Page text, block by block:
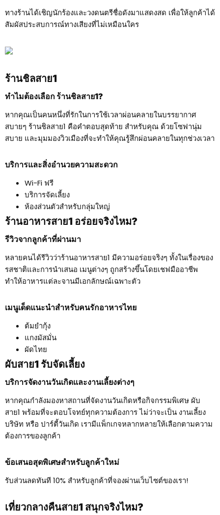
ทางร้านได้เชิญนักร้องและวงดนตรีชื่อดังมาแสดงสด เพื่อให้ลูกค้าได้
สัมผัสประสบการณ์ทางเสียงที่ไม่เหมือนใคร
ร้านชิลสาย1
ทำไมต้องเลือก ร้านชิลสาย1?
หากคุณเป็นคนหนึ่งที่รักในการใช้เวลาผ่อนคลายในบรรยากาศ
สบายๆ ร้านชิลสาย1 คือคำตอบสุดท้าย สำหรับคุณ ด้วยโซฟานุ่ม
สบาย และมุมมองวิวเมืองที่จะทำให้คุณรู้สึกผ่อนคลายในทุกช่วงเวลา
บริการและสิ่งอำนวยความสะดวก
Wi-Fi ฟรี
บริการจัดเลี้ยง
ห้องส่วนตัวสำหรับกลุ่มใหญ่
ร้านอาหารสาย1 อร่อยจริงไหม?
รีวิวจากลูกค้าที่ผ่านมา
หลายคนได้รีวิวว่าร้านอาหารสาย1 มีความอร่อยจริงๆ ทั้งในเรื่องของ
รสชาติและการนำเสนอ เมนูต่างๆ ถูกสร้างขึ้นโดยเชฟมืออาชีพ
ทำให้อาหารแต่ละจานมีเอกลักษณ์เฉพาะตัว
เมนูเด็ดแนะนำสำหรับคนรักอาหารไทย
ต้มยำกุ้ง
แกงมัสมั่น
ผัดไทย
ผับสาย1 รับจัดเลี้ยง
บริการจัดงานวันเกิดและงานเลี้ยงต่างๆ
หากคุณกำลังมองหาสถานที่จัดงานวันเกิดหรือกิจกรรมพิเศษ ผับ
สาย1 พร้อมที่จะตอบโจทย์ทุกความต้องการ ไม่ว่าจะเป็น งานเลี้ยง
บริษัท หรือ ปาร์ตี้วันเกิด เรามีแพ็กเกจหลากหลายให้เลือกตามความ
ต้องการของลูกค้า
ข้อเสนอสุดพิเศษสำหรับลูกค้าใหม่
รับส่วนลดทันที 10% สำหรับลูกค้าที่จองผ่านเว็บไซต์ของเรา!
เที่ยวกลางคืนสาย1 สนุกจริงไหม?